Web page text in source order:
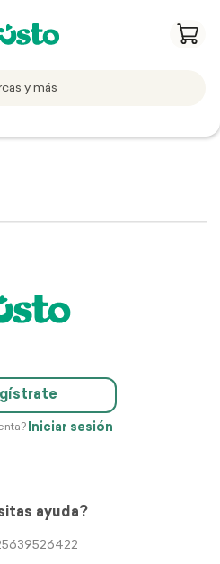
Iniciar sesión
ayuda?